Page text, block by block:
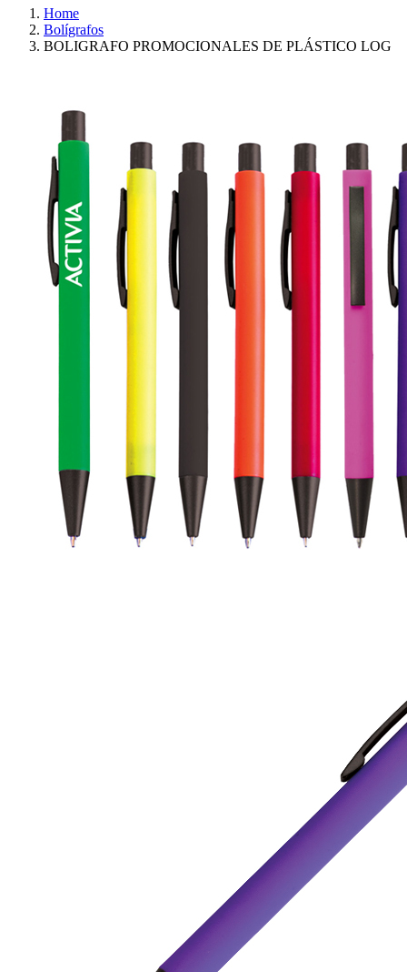
Home
Bolígrafos
BOLIGRAFO PROMOCIONALES DE PLÁSTICO LOG